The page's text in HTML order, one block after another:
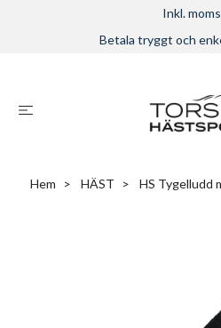
Inkl. moms
Betala tryggt och
Hem HÄST HS Tygelludd